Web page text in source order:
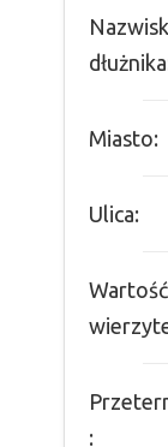
Miasto:
Ulica:
Wartość
: